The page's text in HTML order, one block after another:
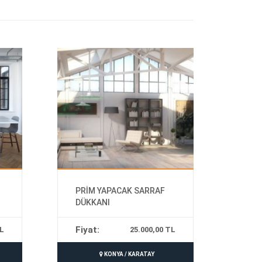
PRİM YAPACAK SARRAF
DÜKKANI
Fiyat: 25.000,00 TL
KONYA / KARATAY
İncele